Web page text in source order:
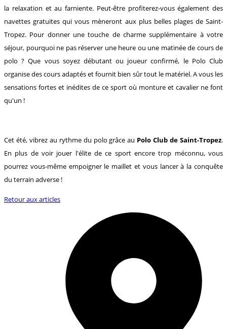
la relaxation et au farniente. Peut-être profiterez-vous également des
navettes gratuites qui vous mèneront aux plus belles plages de Saint-
Tropez. Pour donner une touche de charme supplémentaire à votre
séjour, pourquoi ne pas réserver une heure ou une matinée de cours de
polo ? Que vous soyez débutant ou joueur confirmé, le Polo Club
organise des cours adaptés et fournit bien sûr tout le matériel. A vous les
sensations fortes et inédites de ce sport où monture et cavalier ne font
qu'un !
Cet été, vibrez au rythme du polo grâce au Polo Club de Saint-Tropez.
En plus de voir jouer l'élite de ce sport encore trop méconnu, vous
pourrez vous-même empoigner le maillet et vous lancer à la conquête
du terrain adverse !
Retour aux articles